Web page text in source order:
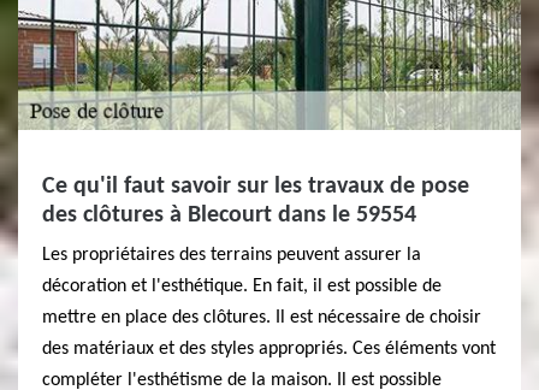
Ce qu'il faut savoir sur les travaux de pose
des clôtures à Blecourt dans le 59554
Les propriétaires des terrains peuvent assurer la
décoration et l'esthétique. En fait, il est possible de
mettre en place des clôtures. Il est nécessaire de choisir
des matériaux et des styles appropriés. Ces éléments vont
compléter l'esthétisme de la maison. Il est possible